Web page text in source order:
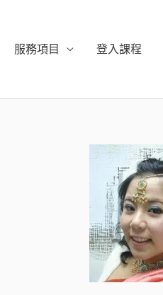
服務項目 登入課程